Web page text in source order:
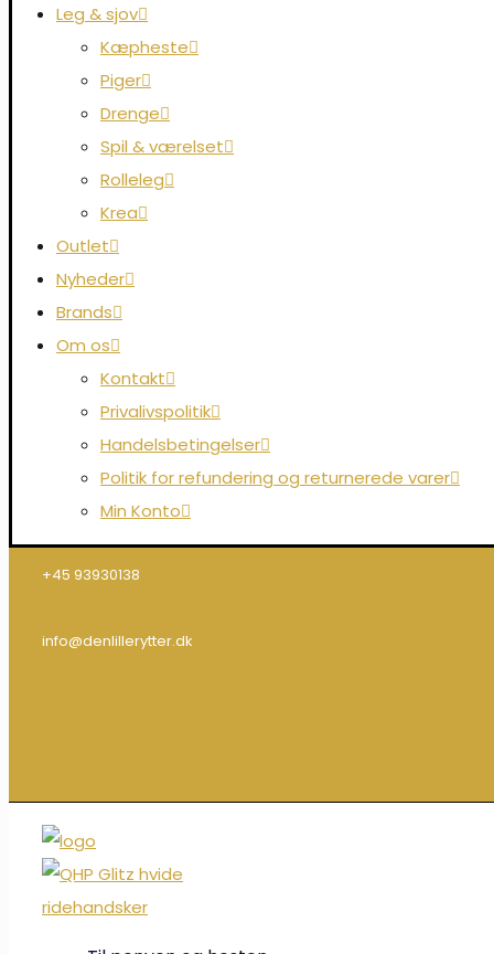
Leg & sjov
Kæpheste
Piger
Drenge
Spil & værelset
Rolleleg
Krea
Outlet
Nyheder
Brands
Om os
Kontakt
Privalivspolitik
Handelsbetingelser
Politik for refundering og returnerede varer
Min Konto
+45 93930138
info@denlillerytter.dk